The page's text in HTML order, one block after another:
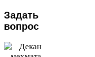
Задать
вопрос